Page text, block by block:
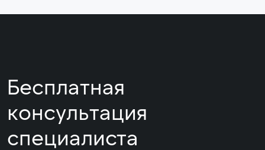
Бесплатная
консультация
специалиста